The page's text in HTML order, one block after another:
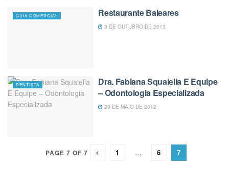
GUIA COMERCIAL Restaurante Baleares
3 DE OUTUBRO DE 2013
DENTISTA
Dra. Fabiana Squaiella E Equipe
– Odontologia Especializada
29 DE MAIO DE 2012
PAGE 7 OF 7 1 … 6 7